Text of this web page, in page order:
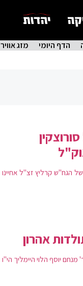
הדף היומי מזג אוויר
הגח"ש קרליץ זצ"ל אחיינו
אהרון
יוסף הלוי היימליך הי"ו